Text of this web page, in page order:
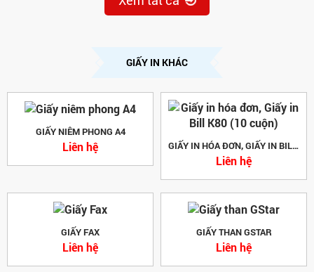
GIẤY IN KHÁC
GIẤY NIÊM PHONG A4
Liên hệ GIẤY IN HÓA ĐƠN, GIẤY IN BILL K80 (10 CUỘN)
Liên hệ
GIẤY FAX
Liên hệ
GIẤY THAN GSTAR
Liên hệ